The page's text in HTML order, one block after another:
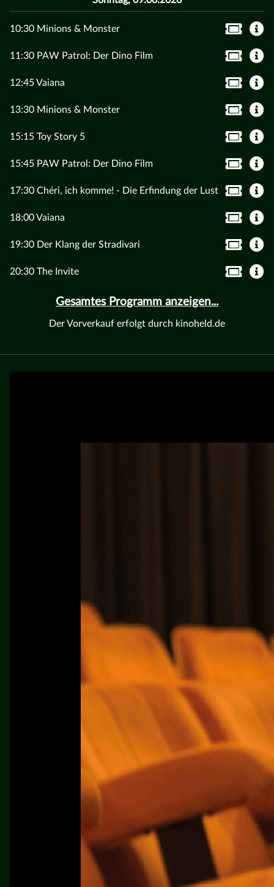
10:30 Minions & Monster
11:30 PAW Patrol: Der Dino Film
12:45 Vaiana
13:30 Minions & Monster
15:15 Toy Story 5
15:45 PAW Patrol: Der Dino Film
17:30 Chéri, ich komme! - Die Erfindung der Lust
18:00 Vaiana
19:30 Der Klang der Stradivari
20:30 The Invite
Gesamtes Programm anzeigen...
Der Vorverkauf erfolgt durch kinoheld.de